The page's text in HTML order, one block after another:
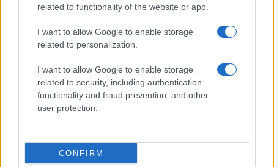
related to functionality of the website or app.
I want to allow Google to enable storage
related to personalization.
I want to allow Google to enable storage
related to security, including authentication
functionality and fraud prevention, and other
user protection.
CONFIRM
Tensões diplomáticas entre Brasil e Argentina: o que está em
Rafael Oliveira · 4 ago 2026
NÃO CLASSIFICADO